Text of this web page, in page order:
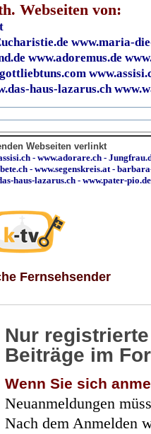
Webseiten von:
www.maria-
www.adoremus.de
haus-lazarus.ch
Webseiten verlinkt
- www.adorare.ch -
- www.segenskreis.at -
haus-lazarus.ch - www.pater-pio.de
Fernsehsender
Nur
Beiträge im
Wenn Sie sich
Neuanmeldungen
Nach dem Anmelden